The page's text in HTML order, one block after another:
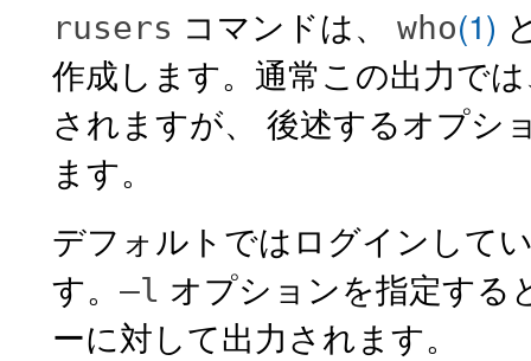
rusers コマンドは、 who(1)
作成します。通常この出力で
されますが、 後述するオプシ
ます。
デフォルトではログインして
す。 –l オプションを指定する
ーに対して出力されます。